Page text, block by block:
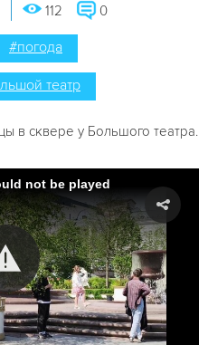
112 0
#погода
театр
в сквере у Большого театра.
not be played